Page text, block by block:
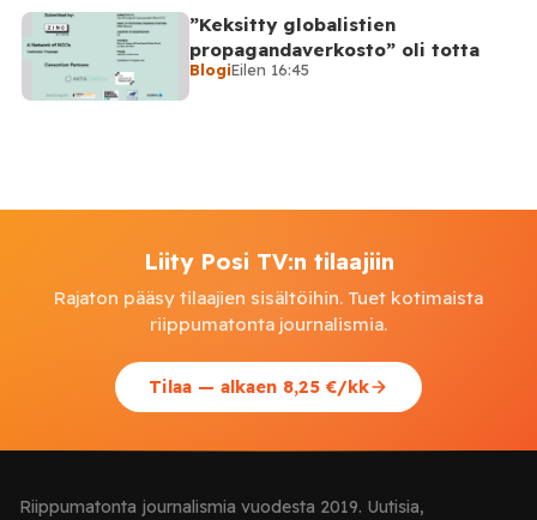
”Keksitty globalistien
propagandaverkosto” oli totta
BlogiEilen 16:45
Liity Posi TV:n tilaajiin
Rajaton pääsy tilaajien sisältöihin. Tuet kotimaista
riippumatonta journalismia.
Tilaa — alkaen 8,25 €/kk
Riippumatonta journalismia vuodesta 2019. Uutisia,